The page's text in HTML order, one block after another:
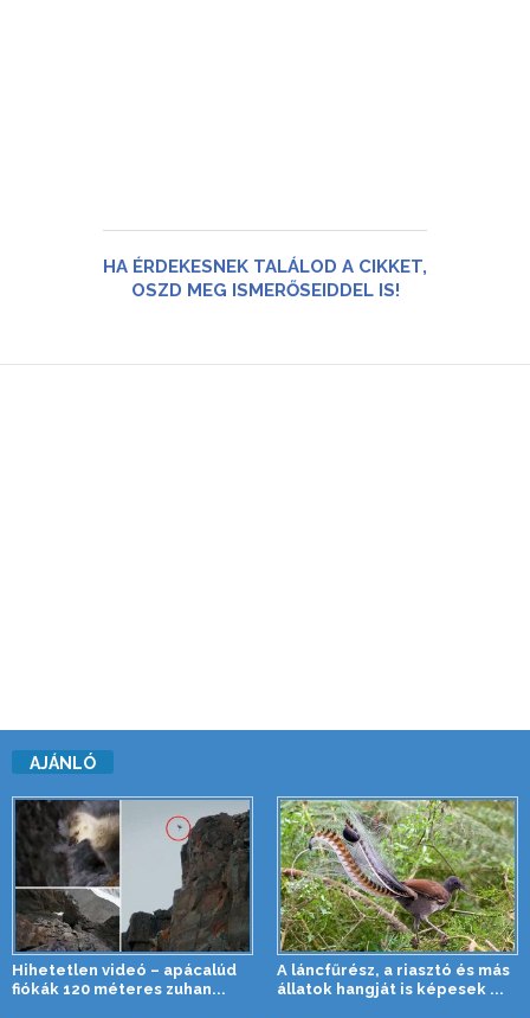
HA ÉRDEKESNEK TALÁLOD A CIKKET,
OSZD MEG ISMERŐSEIDDEL IS!
AJÁNLÓ
Hihetetlen videó – apácalúd
fiókák 120 méteres zuhan...
A láncfűrész, a riasztó és más
állatok hangját is képesek ...